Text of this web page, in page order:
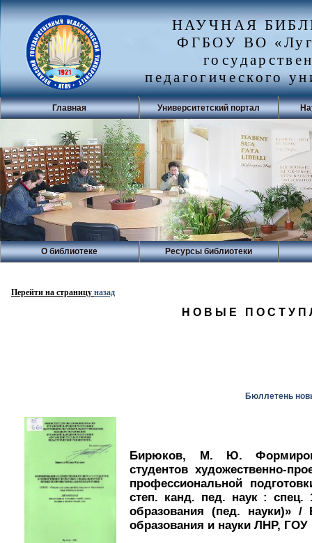
НАУЧНАЯ
ФГБОУ ВО
педагогического
Главная Университетский портал
О библиотеке Ресурсы библиотеки
Перейти на страницу назад
НОВЫЕ
Бюллетень
Бирюков, М. Ю.
студентов художественно-
профессиональной
степ. канд. пед. наук : спец.
образования (пед.
образования и науки ЛНР, ГОУ